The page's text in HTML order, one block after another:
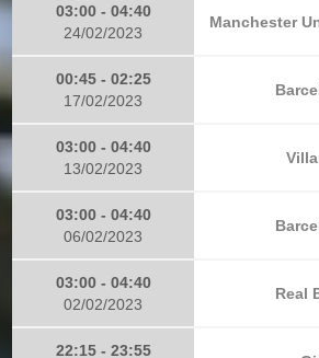
03:00 - 04:40
24/02/2023
Manchester
00:45 - 02:25
17/02/2023
03:00 - 04:40
13/02/2023
03:00 - 04:40
06/02/2023
03:00 - 04:40
02/02/2023
Real
22:15 - 23:55